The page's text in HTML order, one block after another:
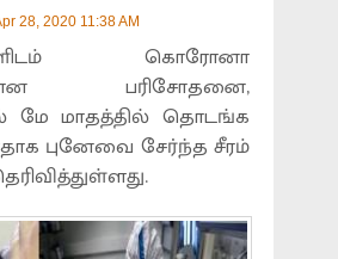
28, 2020 11:38 AM
கொரோனா
பரிசோதனை,
மே மாதத்தில் தொடங்க
புனேவை சேர்ந்த சீரம்